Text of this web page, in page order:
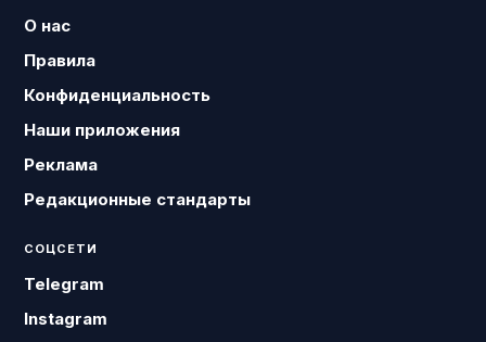
О нас
Правила
Конфиденциальность
Наши приложения
Реклама
Редакционные стандарты
СОЦСЕТИ
Telegram
Instagram